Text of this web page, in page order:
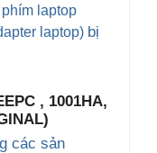
laptop
laptop) bị
, 1001HA,
các sản